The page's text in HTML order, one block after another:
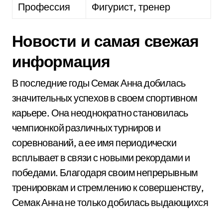
Профессия
Фигурист, тренер
Новости и самая свежая
информация
В последние годы Семак Анна добилась
значительных успехов в своем спортивном
карьере. Она неоднократно становилась
чемпионкой различных турниров и
соревнований, а ее имя периодически
всплывает в связи с новыми рекордами и
победами. Благодаря своим непрерывным
тренировкам и стремлению к совершенству,
Семак Анна не только добилась выдающихся